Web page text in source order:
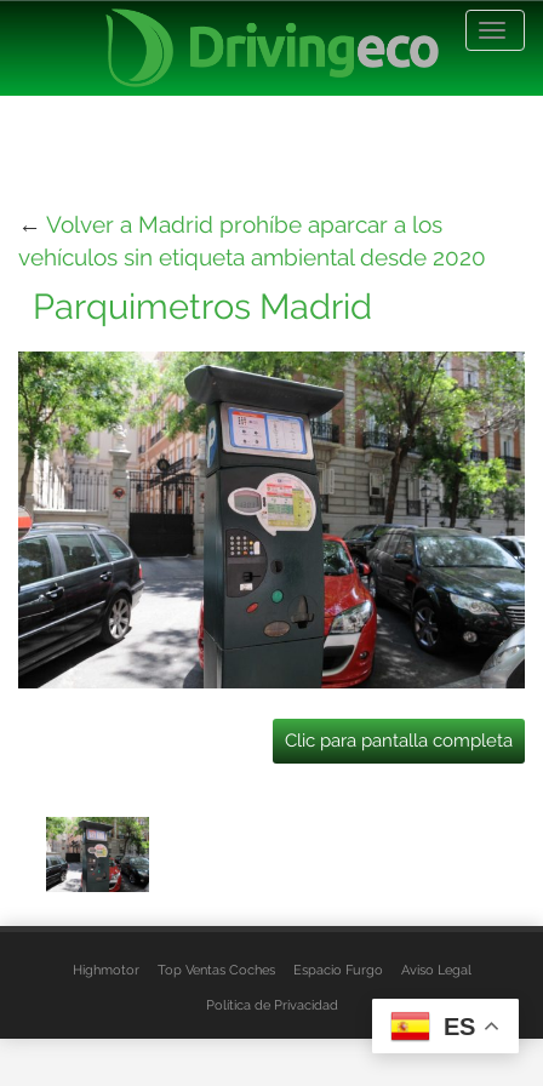
← Volver a Madrid prohíbe aparcar a los
vehículos sin etiqueta ambiental desde 2020
Parquimetros Madrid
Clic para pantalla completa
Highmotor Top Ventas Coches Espacio Furgo Aviso Legal
Política de Privacidad
ES